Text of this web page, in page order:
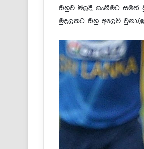
ඔහුව මිලදී ගැනීමට සමත්
මුදලකට ඔහු අලෙවි